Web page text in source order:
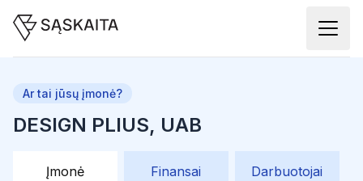
DESIGN PLIUS, UAB
Ar tai jūsų įmonė?
Įmonė Finansai Darbuotojai